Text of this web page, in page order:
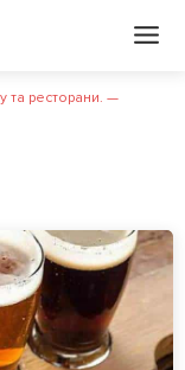
та ресторани. —